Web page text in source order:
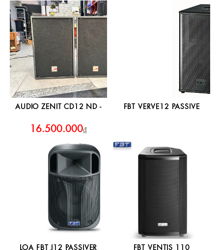
AUDIO ZENIT CD12 ND -
16.500.000₫
FBT VERVE12 PASSIVE
LOA FBT J12 PASSIVER FBT VENTIS 110